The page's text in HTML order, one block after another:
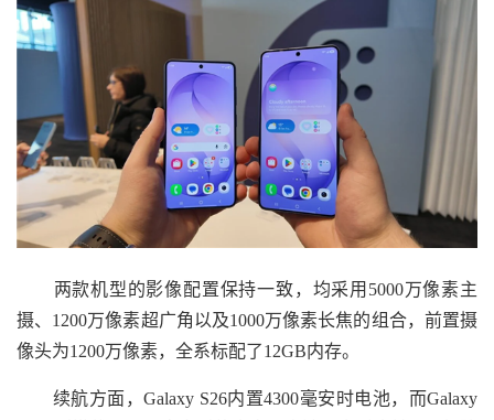
两款机型的影像配置保持一致，均采用5000万像素主
摄、1200万像素超广角以及1000万像素长焦的组合，前置摄
像头为1200万像素，全系标配了12GB内存。
续航方面，Galaxy S26内置4300毫安时电池，而Galaxy